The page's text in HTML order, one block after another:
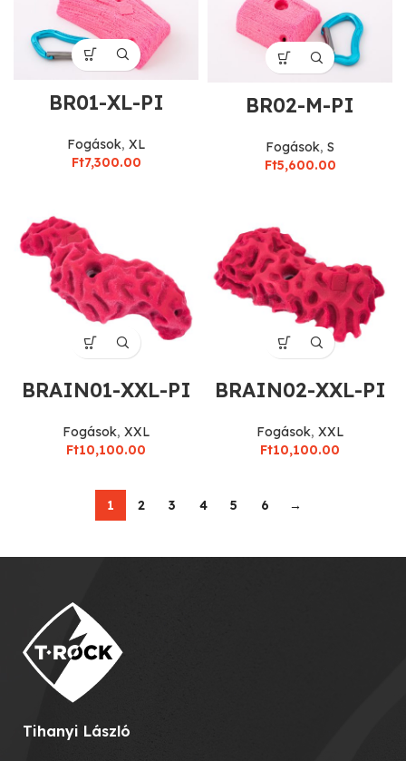
BR01-XL-PI
Fogások, XL
Ft7,300.00
BR02-M-PI
Fogások, S
Ft5,600.00
BRAIN01-XXL-PI
Fogások, XXL
Ft10,100.00
BRAIN02-XXL-PI
Fogások, XXL
Ft10,100.00
1 2 3 4 5 6 →
Tihanyi László